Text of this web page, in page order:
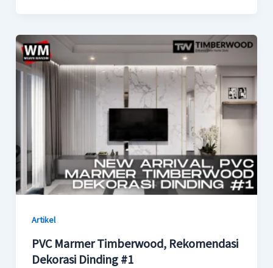
Artikel
PVC Marmer Timberwood, Rekomendasi
Dekorasi Dinding #1